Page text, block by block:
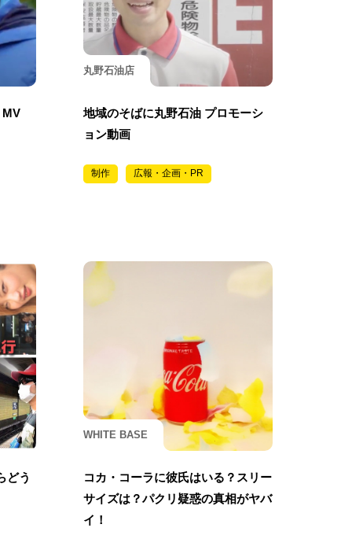
丸野石油店
地域のそばに丸野石油 プロモーシ
ョン動画
制作 広報・企画・PR
どう
WHITE BASE
コカ・コーラに彼氏はいる？スリー
サイズは？パクリ疑惑の真相がヤバ
イ！